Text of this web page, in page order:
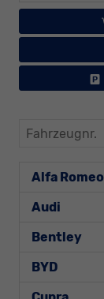
Fahrzeugnr.
Alfa Romeo
Audi
Bentley
BYD